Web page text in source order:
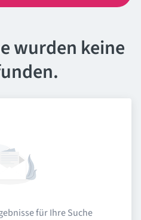
wurden keine
für Ihre Suche